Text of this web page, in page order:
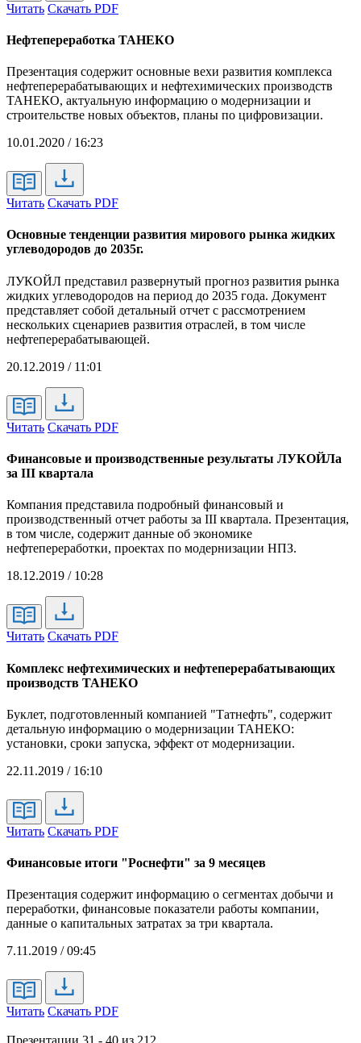
Читать Скачать PDF
Нефтепереработка ТАНЕКО
Презентация содержит основные вехи развития комплекса
нефтеперерабатывающих и нефтехимических производств
ТАНЕКО, актуальную информацию о модернизации и
строительстве новых объектов, планы по цифровизации.
10.01.2020 / 16:23
Читать Скачать PDF
Основные тенденции развития мирового рынка жидких
углеводородов до 2035г.
ЛУКОЙЛ представил развернутый прогноз развития рынка
жидких углеводородов на период до 2035 года. Документ
представляет собой детальный отчет с рассмотрением
нескольких сценариев развития отраслей, в том числе
нефтеперерабатывающей.
20.12.2019 / 11:01
Читать Скачать PDF
Финансовые и производственные результаты ЛУКОЙЛа
за III квартала
Компания представила подробный финансовый и
производственный отчет работы за III квартала. Презентация,
в том числе, содержит данные об экономике
нефтепереработки, проектах по модернизации НПЗ.
18.12.2019 / 10:28
Читать Скачать PDF
Комплекс нефтехимических и нефтеперерабатывающих
производств ТАНЕКО
Буклет, подготовленный компанией "Татнефть", содержит
детальную информацию о модернизации ТАНЕКО:
установки, сроки запуска, эффект от модернизации.
22.11.2019 / 16:10
Читать Скачать PDF
Финансовые итоги "Роснефти" за 9 месяцев
Презентация содержит информацию о сегментах добычи и
переработки, финансовые показатели работы компании,
данные о капитальных затратах за три квартала.
7.11.2019 / 09:45
Читать Скачать PDF